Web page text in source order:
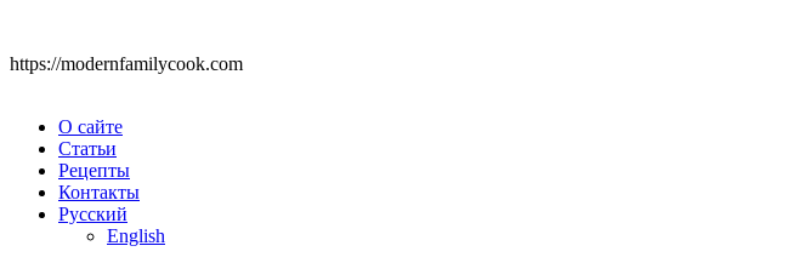
https://modernfamilycook.com
О сайте
Статьи
Рецепты
Контакты
Русский
English